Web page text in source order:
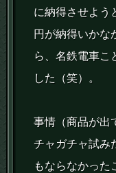
に納得させよう
円が納得いかな
ら、名鉄電車こ
した（笑）。
事情（商品が出
チャガチャ試み
もならなかった